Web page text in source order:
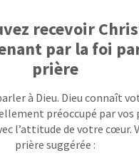
recevoir
par la foi
prière
à Dieu. Dieu connaît
préoccupé par vos
l’attitude de votre cœur.
prière suggérée :